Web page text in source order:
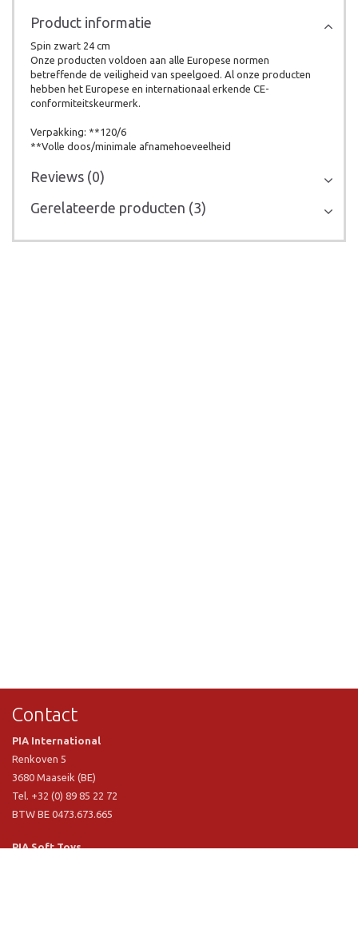
Product informatie
Spin zwart 24 cm
Onze producten voldoen aan alle Europese normen
betreffende de veiligheid van speelgoed. Al onze producten
hebben het Europese en internationaal erkende CE-
conformiteitskeurmerk.
Verpakking: **120/6
**Volle doos/minimale afnamehoeveelheid
Reviews (0)
Gerelateerde producten (3)
Contact
PIA International
Renkoven 5
3680 Maaseik (BE)
Tel. +32 (0) 89 85 22 72
BTW BE 0473.673.665
PIA Soft Toys